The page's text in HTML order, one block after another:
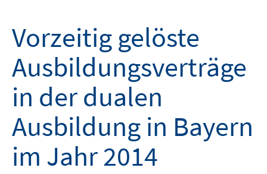
Vorzeitig gelöste
Ausbildungsverträge
in der dualen
Ausbildung in Bayern
im Jahr 2014